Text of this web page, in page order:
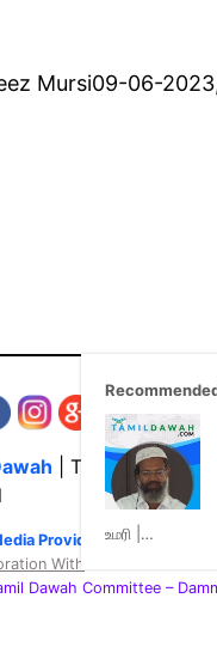
Mursi09-06-
| The Media
Provider of video &
With
Dawah Committee –
உமரி |…